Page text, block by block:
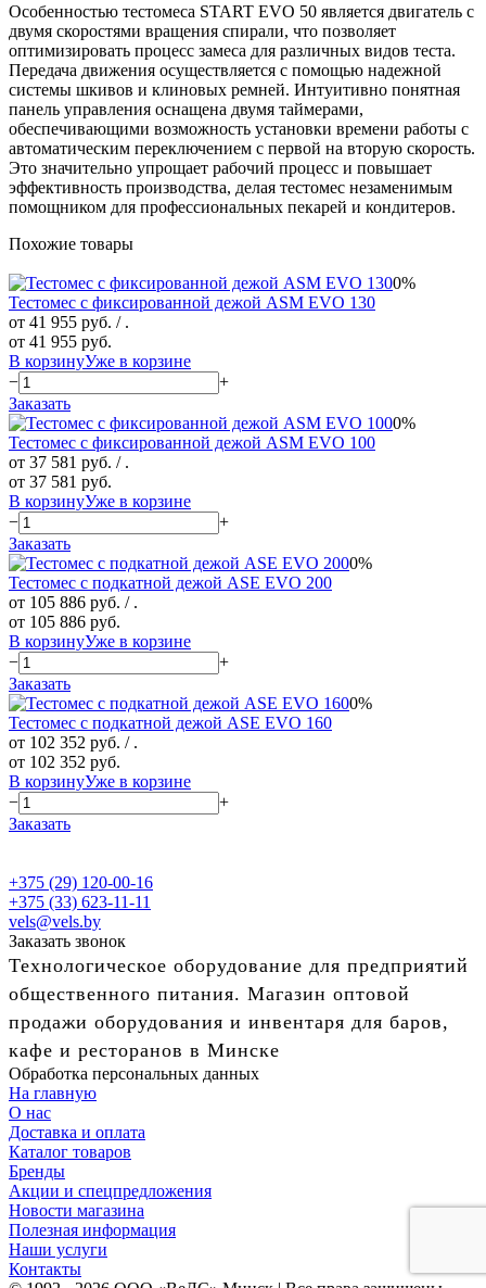
Особенностью тестомеса START EVO 50 является двигатель с
двумя скоростями вращения спирали, что позволяет
оптимизировать процесс замеса для различных видов теста.
Передача движения осуществляется с помощью надежной
системы шкивов и клиновых ремней. Интуитивно понятная
панель управления оснащена двумя таймерами,
обеспечивающими возможность установки времени работы с
автоматическим переключением с первой на вторую скорость.
Это значительно упрощает рабочий процесс и повышает
эффективность производства, делая тестомес незаменимым
помощником для профессиональных пекарей и кондитеров.
Похожие товары
0%
Тестомес с фиксированной дежой ASM EVO 130
от 41 955 руб. / .
от 41 955 руб.
В корзинуУже в корзине
−
+
Заказать
0%
Тестомес с фиксированной дежой ASM EVO 100
от 37 581 руб. / .
от 37 581 руб.
В корзинуУже в корзине
−
+
Заказать
0%
Тестомес с подкатной дежой ASE EVO 200
от 105 886 руб. / .
от 105 886 руб.
В корзинуУже в корзине
−
+
Заказать
0%
Тестомес с подкатной дежой ASE EVO 160
от 102 352 руб. / .
от 102 352 руб.
В корзинуУже в корзине
−
+
Заказать
+375 (29) 120-00-16
+375 (33) 623-11-11
vels@vels.by
Заказать звонок
Технологическое оборудование для предприятий
общественного питания. Магазин оптовой
продажи оборудования и инвентаря для баров,
кафе и ресторанов в Минске
Обработка персональных данных
На главную
О нас
Доставка и оплата
Каталог товаров
Бренды
Акции и спецпредложения
Новости магазина
Полезная информация
Наши услуги
Контакты